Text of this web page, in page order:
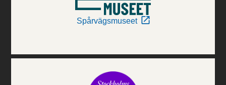
Spårvägsmuseet